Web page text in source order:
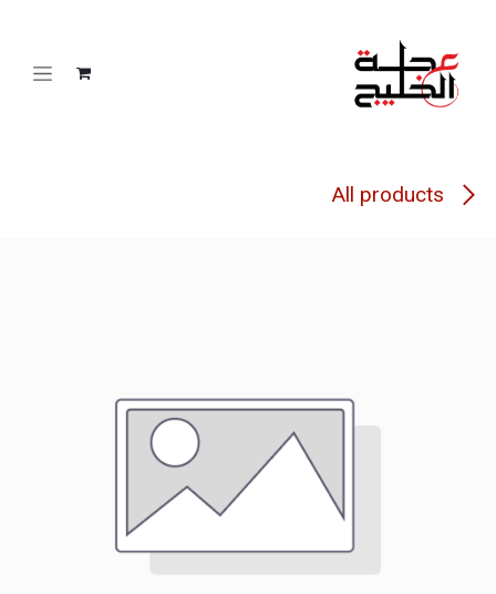
All products